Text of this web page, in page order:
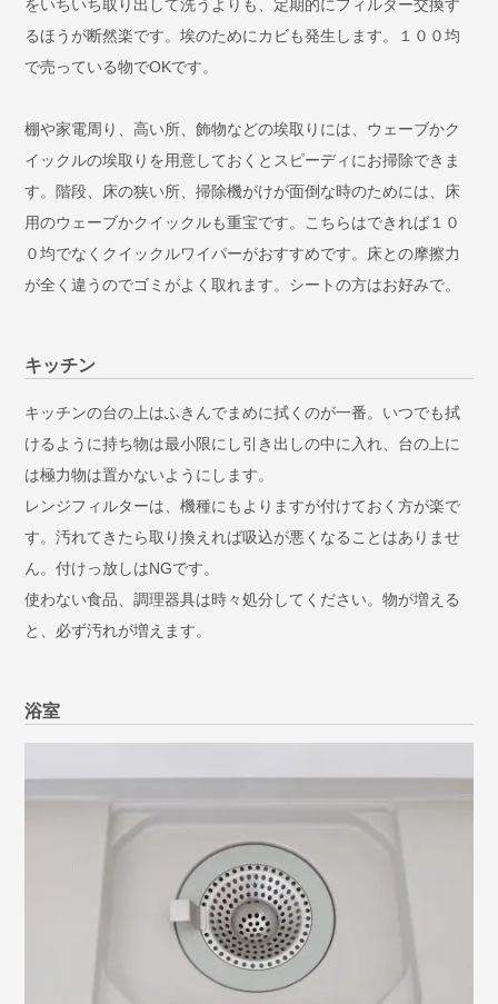
をいちいち取り出して洗うよりも、定期的にフィルター交換す
るほうが断然楽です。埃のためにカビも発生します。１００均
で売っている物でOKです。
棚や家電周り、高い所、飾物などの埃取りには、ウェーブかク
イックルの埃取りを用意しておくとスピーディにお掃除できま
す。階段、床の狭い所、掃除機がけが面倒な時のためには、床
用のウェーブかクイックルも重宝です。こちらはできれば１０
０均でなくクイックルワイパーがおすすめです。床との摩擦力
が全く違うのでゴミがよく取れます。シートの方はお好みで。
キッチン
キッチンの台の上はふきんでまめに拭くのが一番。いつでも拭
けるように持ち物は最小限にし引き出しの中に入れ、台の上に
は極力物は置かないようにします。
レンジフィルターは、機種にもよりますが付けておく方が楽で
す。汚れてきたら取り換えれば吸込が悪くなることはありませ
ん。付けっ放しはNGです。
使わない食品、調理器具は時々処分してください。物が増える
と、必ず汚れが増えます。
浴室